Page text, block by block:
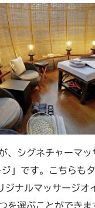
、シグネチャーマッ
」です。こちらも
ジナルマッサージオ
を選ぶことができま